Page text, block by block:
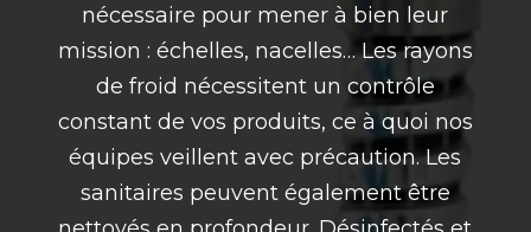
nécessaire pour mener à bien leur
mission : échelles, nacelles… Les rayons
de froid nécessitent un contrôle
constant de vos produits, ce à quoi nos
équipes veillent avec précaution. Les
sanitaires peuvent également être